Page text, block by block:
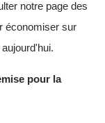
notre page des
économiser sur
pour la